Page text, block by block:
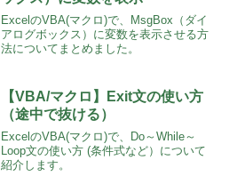
ExcelのVBA(マクロ)で、MsgBox（ダイ
アログボックス）に変数を表示させる方
法についてまとめました。
【VBA/マクロ】Exit文の使い方
（途中で抜ける）
ExcelのVBA(マクロ)で、Do～While～
Loop文の使い方 (条件式など）について
紹介します。